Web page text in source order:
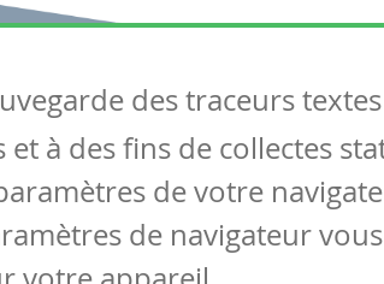
Articles
Tous les articles
Articles DYS
Circulaires
des traceurs
à des fins de collectes
de votre
de navigateur